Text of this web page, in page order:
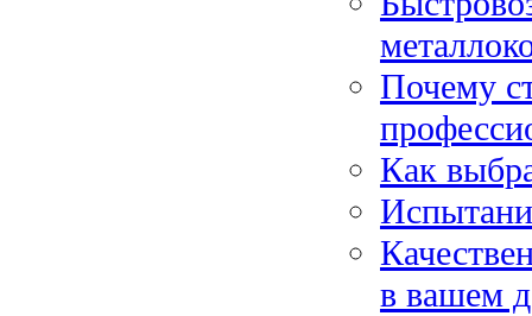
Почему
Как
в вашем